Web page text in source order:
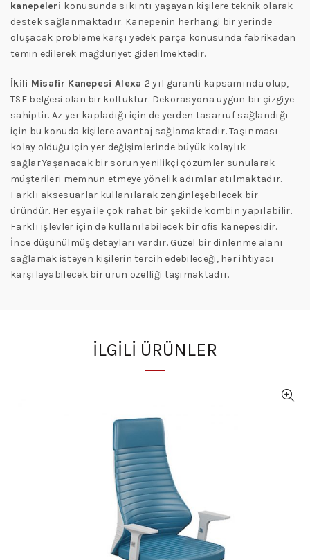
kanepeleri konusunda sıkıntı yaşayan kişilere teknik olarak
destek sağlanmaktadır. Kanepenin herhangi bir yerinde
oluşacak probleme karşı yedek parça konusunda fabrikadan
temin edilerek mağduriyet giderilmektedir.
İkili Misafir Kanepesi Alexa 2 yıl garanti kapsamında olup,
TSE belgesi olan bir koltuktur. Dekorasyona uygun bir çizgiye
sahiptir. Az yer kapladığı için de yerden tasarruf sağlandığı
için bu konuda kişilere avantaj sağlamaktadır. Taşınması
kolay olduğu için yer değişimlerinde büyük kolaylık
sağlar.Yaşanacak bir sorun yenilikçi çözümler sunularak
müşterileri memnun etmeye yönelik adımlar atılmaktadır.
Farklı aksesuarlar kullanılarak zenginleşebilecek bir
üründür. Her eşya ile çok rahat bir şekilde kombin yapılabilir.
Farklı işlevler için de kullanılabilecek bir ofis kanepesidir.
İnce düşünülmüş detayları vardır. Güzel bir dinlenme alanı
sağlamak isteyen kişilerin tercih edebileceği, her ihtiyacı
karşılayabilecek bir ürün özelliği taşımaktadır.
İLGILI ÜRÜNLER